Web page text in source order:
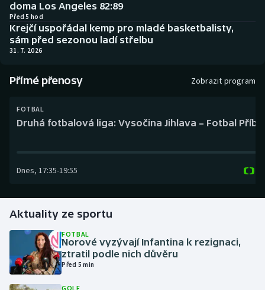
Biatlon
Boby a skeleton
Box
Golf
Gymnastika
Házená
Aplikace ČT sport
AZ kvíz
doma Los Angeles 82:89
Před 5 hod
Krejčí uspořádal kemp pro mladé basketbalisty,
sám před sezonou ladí střelbu
31. 7. 2026
Přímé přenosy Zobrazit program
FOTBAL
Druhá fotbalová liga: Vysočina Jihlava – Fotbal
Dnes, 17:35-19:55
Aktuality ze sportu
FOTBAL
Norové vyzývají Infantina k rezignaci,
ztratil podle nich důvěru
Před 5 min
GOLF